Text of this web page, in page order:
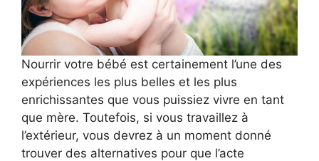
Nourrir votre bébé est certainement l’une des
expériences les plus belles et les plus
enrichissantes que vous puissiez vivre en tant
que mère. Toutefois, si vous travaillez à
l’extérieur, vous devrez à un moment donné
trouver des alternatives pour que l’acte